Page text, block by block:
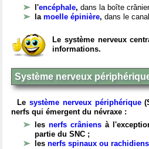
l'encéphale, dans la boîte
la moelle épinière, dans le
Le système nerveux
informations.
Système nerveux
Le système nerveux périphérique
nerfs qui émergent du névraxe :
les nerfs crâniens à
partie du SNC ;
les nerfs spinaux ou rachidiens